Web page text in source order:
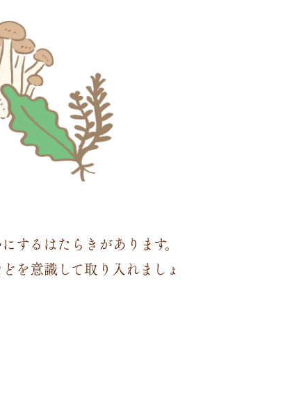
るはたらきがあります。
を意識して取り入れましょ